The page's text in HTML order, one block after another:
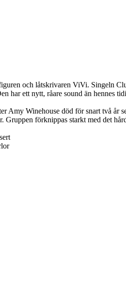
och låtskrivaren ViVi. Singeln
har ett nytt, råare sound än hennes
Amy Winehouse död för snart två
Gruppen förknippas starkt med det